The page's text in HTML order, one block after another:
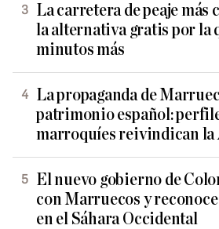
La carretera de peaje más
la alternativa gratis por la
minutos más
La propaganda de
patrimonio español:
marroquíes reivindican la
El nuevo gobierno de
con Marruecos y
en el Sáhara Occidental